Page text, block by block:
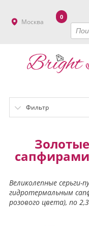
Москва
0
Фильтр
сапфирами
Великолепные
гидротермальным
розового цвета), по